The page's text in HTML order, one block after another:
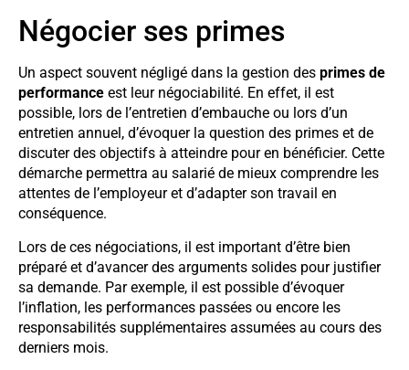
Négocier ses primes
Un aspect souvent négligé dans la gestion des primes de
performance est leur négociabilité. En effet, il est
possible, lors de l’entretien d’embauche ou lors d’un
entretien annuel, d’évoquer la question des primes et de
discuter des objectifs à atteindre pour en bénéficier. Cette
démarche permettra au salarié de mieux comprendre les
attentes de l’employeur et d’adapter son travail en
conséquence.
Lors de ces négociations, il est important d’être bien
préparé et d’avancer des arguments solides pour justifier
sa demande. Par exemple, il est possible d’évoquer
l’inflation, les performances passées ou encore les
responsabilités supplémentaires assumées au cours des
derniers mois.